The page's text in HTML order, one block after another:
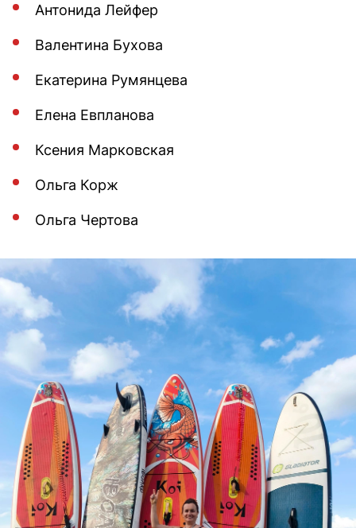
Антонида Лейфер
Валентина Бухова
Екатерина Румянцева
Елена Евпланова
Ксения Марковская
Ольга Корж
Ольга Чертова